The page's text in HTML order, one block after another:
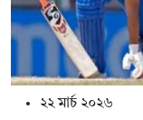
২২ মার্চ ২০২৬